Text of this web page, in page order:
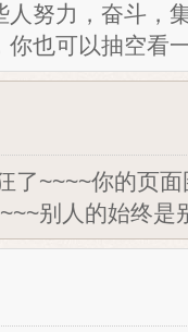
努力，奋斗，
你也可以抽空看
了~~~~你的页
别人的始终是